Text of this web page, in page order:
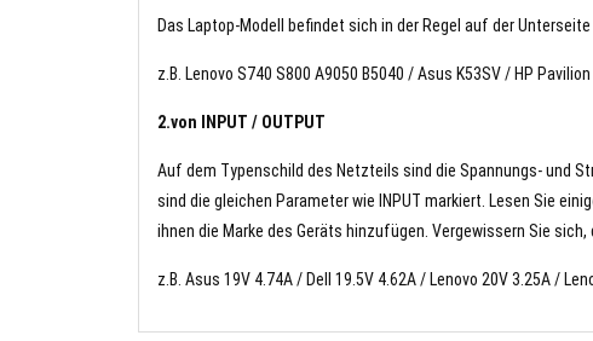
Das Laptop-Modell befindet sich in der Regel auf der
z.B. Lenovo S740 S800 A9050 B5040 / Asus K53SV / HP
2.von INPUT / OUTPUT
Auf dem Typenschild des Netzteils sind die Spannungs- und
sind die gleichen Parameter wie INPUT markiert. Lesen Sie
ihnen die Marke des Geräts hinzufügen. Vergewissern Sie
z.B. Asus 19V 4.74A / Dell 19.5V 4.62A / Lenovo 20V 3.25A /